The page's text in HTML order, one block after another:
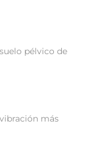
pélvico de
más